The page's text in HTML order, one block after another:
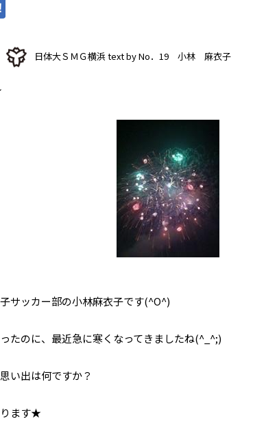
日体大ＳＭＧ横浜 text by No．19 小林 麻衣子
サッカー部の小林麻衣子です(^O^)
たのに、最近急に寒くなってきましたね(^_^;)
い出は何ですか？
ます★